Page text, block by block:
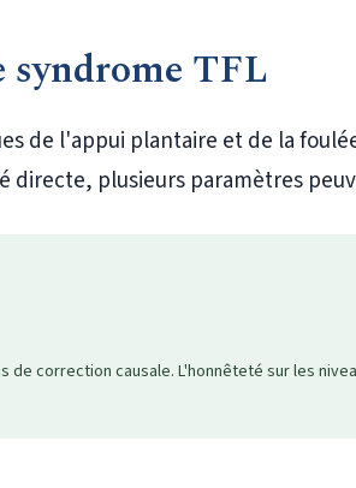
syndrome TFL
de l'appui plantaire et de la
directe, plusieurs paramètres
de correction causale. L'honnêteté sur les